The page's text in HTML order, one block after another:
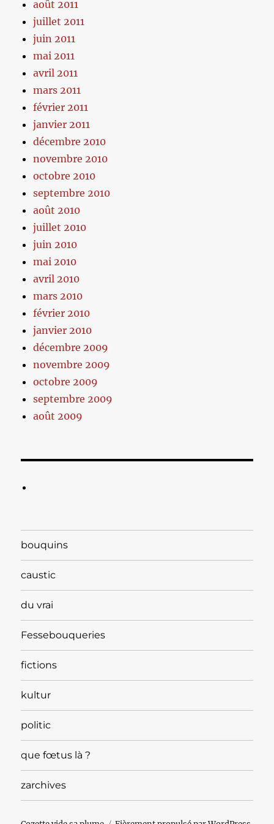
août 2011
juillet 2011
juin 2011
mai 2011
avril 2011
mars 2011
février 2011
janvier 2011
décembre 2010
novembre 2010
octobre 2010
septembre 2010
août 2010
juillet 2010
juin 2010
mai 2010
avril 2010
mars 2010
février 2010
janvier 2010
décembre 2009
novembre 2009
octobre 2009
septembre 2009
août 2009
bouquins
caustic
du vrai
Fessebouqueries
fictions
kultur
politic
que fœtus là ?
zarchives